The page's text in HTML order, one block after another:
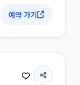
예약 가기